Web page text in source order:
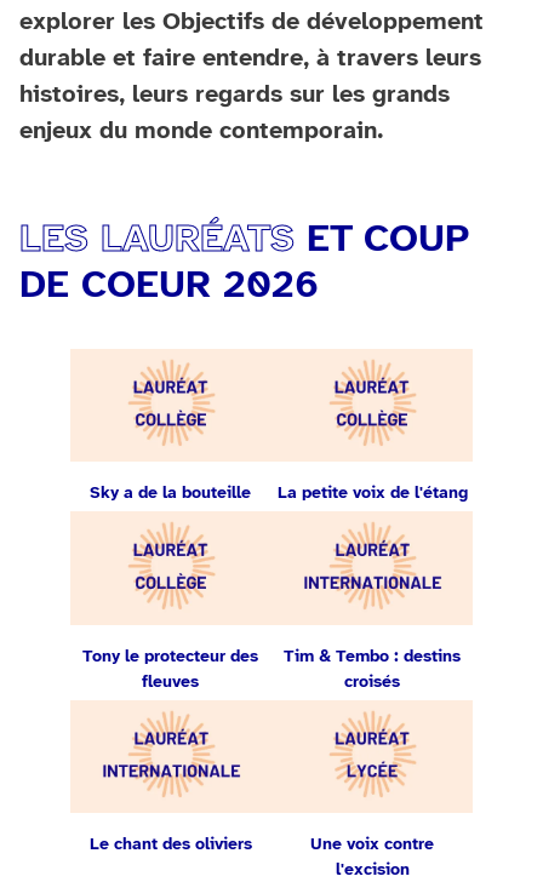
explorer les Objectifs de développement
durable et faire entendre, à travers leurs
histoires, leurs regards sur les grands
enjeux du monde contemporain.
LES LAURÉATS ET COUP
DE COEUR 2026
Sky a de la bouteille La petite voix de l'étang
Tony le protecteur des
fleuves
Tim & Tembo : destins
croisés
Le chant des oliviers
Une voix contre
l'excision